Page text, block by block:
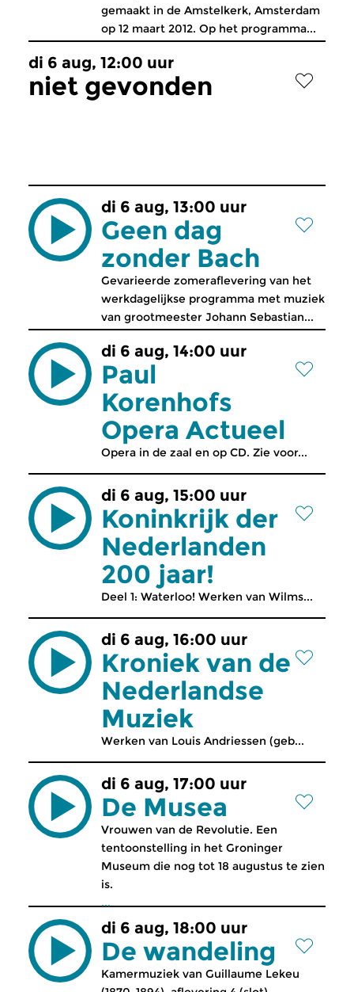
gemaakt in de Amstelkerk, Amsterdam
op 12 maart 2012. Op het programma...
di 6 aug, 12:00 uur
niet gevonden
di 6 aug, 13:00 uur
Geen dag
zonder Bach
Gevarieerde zomeraflevering van het
werkdagelijkse programma met muziek
van grootmeester Johann Sebastian...
di 6 aug, 14:00 uur
Paul
Korenhofs
Opera Actueel
Opera in de zaal en op CD. Zie voor...
di 6 aug, 15:00 uur
Koninkrijk der
Nederlanden
200 jaar!
Deel 1: Waterloo! Werken van Wilms...
di 6 aug, 16:00 uur
Kroniek van de
Nederlandse
Muziek
Werken van Louis Andriessen (geb...
di 6 aug, 17:00 uur
De Musea
Vrouwen van de Revolutie. Een
tentoonstelling in het Groninger
Museum die nog tot 18 augustus te zien
is.
...
di 6 aug, 18:00 uur
De wandeling
Kamermuziek van Guillaume Lekeu